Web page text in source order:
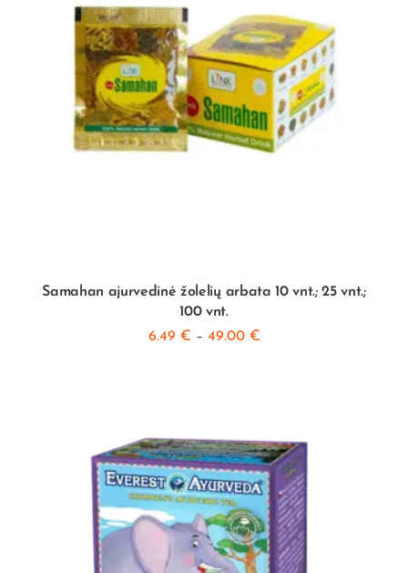
Samahan ajurvedinė žolelių arbata 10 vnt.; 25 vnt.;
100 vnt.
6.49 € – 49.00 €